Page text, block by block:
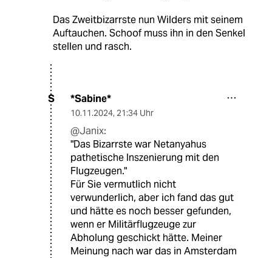
Das Zweitbizarrste nun Wilders mit seinem
Auftauchen. Schoof muss ihn in den Senkel
stellen und rasch.
S *Sabine*
10.11.2024, 21:34 Uhr
@Janix:
"Das Bizarrste war Netanyahus
pathetische Inszenierung mit den
Flugzeugen."
Für Sie vermutlich nicht
verwunderlich, aber ich fand das gut
und hätte es noch besser gefunden,
wenn er Militärflugzeuge zur
Abholung geschickt hätte. Meiner
Meinung nach war das in Amsterdam